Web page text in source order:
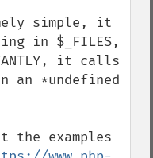
simple, it
in $_FILES,
it calls
an *undefined
the examples